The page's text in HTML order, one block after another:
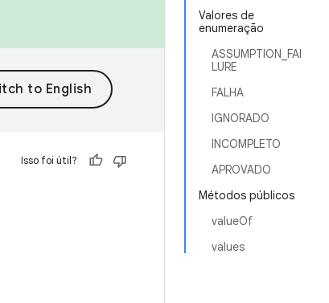
Valores de
enumeração
ASSUMPTION_FAI
LURE
FALHA
IGNORADO
INCOMPLETO
APROVADO
Métodos públicos
valueOf
values
Isso foi útil?